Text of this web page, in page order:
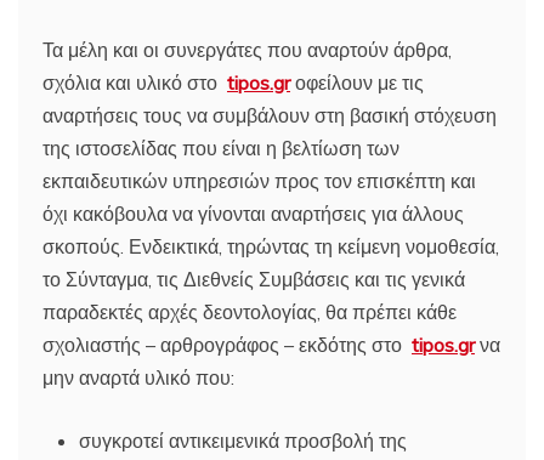
Τα μέλη και οι συνεργάτες που αναρτούν άρθρα,
σχόλια και υλικό στο tipos.gr οφείλουν με τις
αναρτήσεις τους να συμβάλουν στη βασική στόχευση
της ιστοσελίδας που είναι η βελτίωση των
εκπαιδευτικών υπηρεσιών προς τον επισκέπτη και
όχι κακόβουλα να γίνονται αναρτήσεις για άλλους
σκοπούς. Ενδεικτικά, τηρώντας τη κείμενη νομοθεσία,
το Σύνταγμα, τις Διεθνείς Συμβάσεις και τις γενικά
παραδεκτές αρχές δεοντολογίας, θα πρέπει κάθε
σχολιαστής – αρθρογράφος – εκδότης στο tipos.grνα
μην αναρτά υλικό που:
συγκροτεί αντικειμενικά προσβολή της